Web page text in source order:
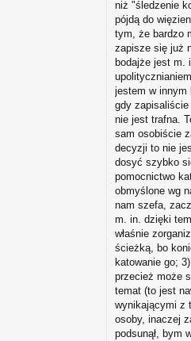
niż "śledzenie
pójdą do
tym, że bardzo
zapisze się już
bodajże jest m.
jestem w innym
gdy
nie jest trafna.
sam osobiście
decyzji to nie
dosyć szybko
pomocnictwo
obmyślone wg
nam szefa,
m. in. dzięki
właśnie
ścieżką, bo
katowanie go;
przecież może
temat (to jest
wynikającymi z
osoby, inaczej
podsunął, bym